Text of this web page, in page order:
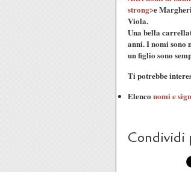
strong>e
Viola.
Una bella
anni. I nomi sono
un figlio sono
Ti potrebbe
Elenco nomi e
Condividi